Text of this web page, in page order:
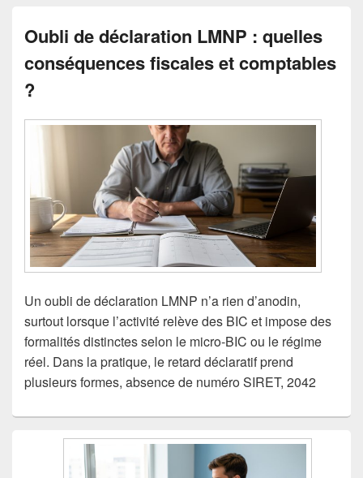
Oubli de déclaration LMNP : quelles
conséquences fiscales et comptables
?
Un oubli de déclaration LMNP n’a rien d’anodin,
surtout lorsque l’activité relève des BIC et impose des
formalités distinctes selon le micro-BIC ou le régime
réel. Dans la pratique, le retard déclaratif prend
plusieurs formes, absence de numéro SIRET, 2042